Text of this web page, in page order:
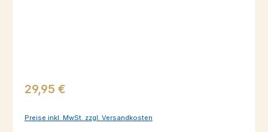
Regulärer Preis:
29,95 €
Preise inkl. MwSt. zzgl. Versandkosten